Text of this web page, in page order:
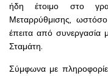
ήδη έτοιμο στο
Μεταρρύθμισης,
έπειτα από συνεργασία
Σταμάτη.
Σύμφωνα με